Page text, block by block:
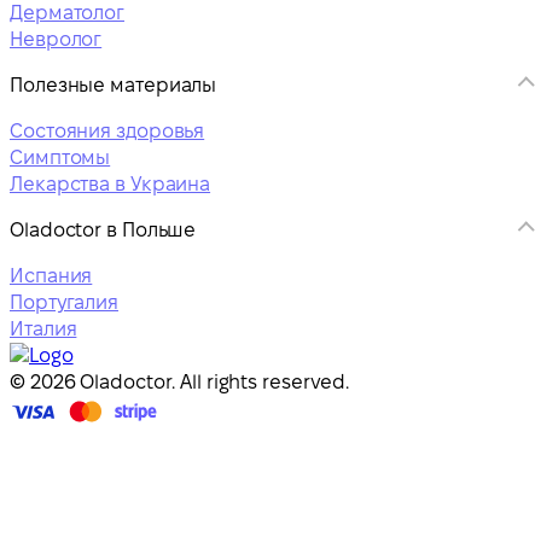
Дерматолог
Невролог
Полезные материалы
Состояния здоровья
Симптомы
Лекарства в Украина
Oladoctor в Польше
Испания
Португалия
Италия
© 2026 Oladoctor. All rights reserved.